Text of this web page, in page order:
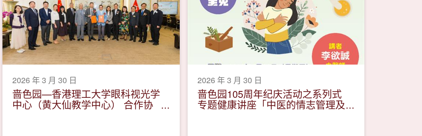
2026 年 3 月 30 日
啬色园—香港理工大学眼科视光学
中心（黄大仙教学中心） 合作协
2026 年 3 月 30 日
啬色园105周年纪庆活动之系列式
专题健康讲座「中医的情志管理及